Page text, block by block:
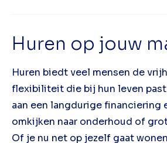
Huren op jouw
Huren biedt veel mensen de
flexibiliteit die bij hun leven
aan een langdurige financiering
omkijken naar onderhoud of
Of je nu net op jezelf gaat